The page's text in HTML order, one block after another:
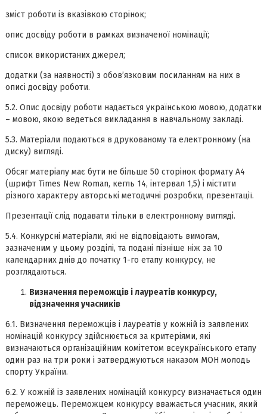
зміст роботи із вказівкою сторінок;
опис досвіду роботи в рамках визначеної номінації;
список використаних джерел;
додатки (за наявності) з обов’язковим посиланням на них в
описі досвіду роботи.
5.2. Опис досвіду роботи надається українською мовою, додатки
– мовою, якою ведеться викладання в навчальному закладі.
5.3. Матеріали подаються в друкованому та електронному (на
диску) вигляді.
Обсяг матеріалу має бути не більше 50 сторінок формату А4
(шрифт Times New Roman, кегль 14, інтервал 1,5) і містити
різного характеру авторські методичні розробки, презентації.
Презентації слід подавати тільки в електронному вигляді.
5.4. Конкурсні матеріали, які не відповідають вимогам,
зазначеним у цьому розділі, та подані пізніше ніж за 10
календарних днів до початку 1-го етапу конкурсу, не
розглядаються.
Визначення переможців і лауреатів конкурсу,
відзначення учасників
6.1. Визначення переможців і лауреатів у кожній із заявлених
номінацій конкурсу здійснюється за критеріями, які
визначаються організаційним комітетом всеукраїнського етапу
один раз на три роки і затверджуються наказом МОН молодь
спорту України.
6.2. У кожній із заявлених номінацій конкурсу визначається один
переможець. Переможцем конкурсу вважається учасник, який